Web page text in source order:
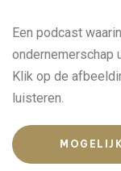
Een podcast
ondernemerschap
Klik op de
luisteren.